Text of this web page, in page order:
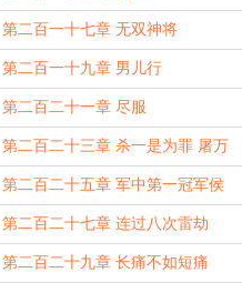
第二百一十七章 无双神将
第二百一十九章 男儿行
第二百二十一章 尽服
第二百二十三章 杀一是为罪 屠万
是为雄
第二百二十五章 军中第一冠军侯
第二百二十七章 连过八次雷劫
第二百二十九章 长痛不如短痛